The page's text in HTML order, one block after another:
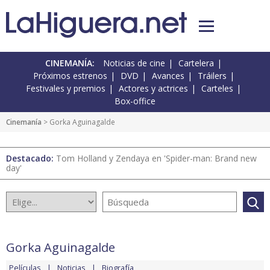
CINEMANÍA: Noticias de cine
Cartelera
Próximos estrenos
DVD Avances
Tráilers
Festivales y premios
Actores y actrices
Carteles
Box-office
Cinemanía > Gorka Aguinagalde
Destacado: Tom Holland y Zendaya en 'Spider-man: Brand new
day'
Gorka Aguinagalde
Películas Noticias Biografía